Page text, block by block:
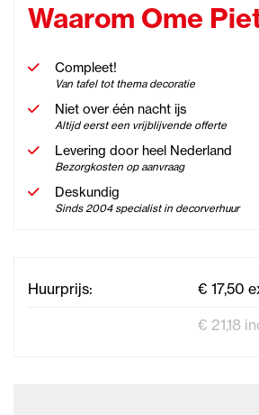
Waarom Ome
Compleet!
Van tafel tot thema decoratie
Niet over één nacht ijs
Altijd eerst een vrijblijvende offerte
Levering door heel Nederland
Bezorgkosten op aanvraag
Deskundig
Sinds 2004 specialist in decorverhuur
Huurprijs:
€ 17,50
€ 21,18